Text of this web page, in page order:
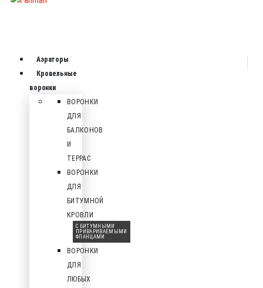
Аэраторы
Кровельные
воронки
ВОРОНКИ
ДЛЯ
БАЛКОНОВ
И
ТЕРРАС
ВОРОНКИ
ДЛЯ
БИТУМНОЙ
КРОВЛИ
С БИТУМНЫМИ
ПРИВАРИВАЕМЫМИ
ФЛАНЦАМИ
ВОРОНКИ
ДЛЯ
ЛЮБЫХ